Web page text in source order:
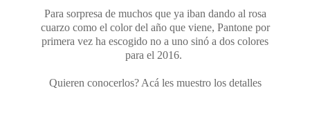
Para sorpresa de muchos que ya iban dando al rosa
cuarzo como el color del año que viene, Pantone por
primera vez ha escogido no a uno sinó a dos colores
para el 2016.
Quieren conocerlos? Acá les muestro los detalles